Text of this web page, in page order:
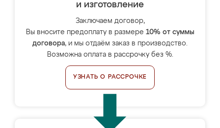
и изготовление
Заключаем договор,
Вы вносите предоплату в размере 10% от суммы
договора, и мы отдаём заказ в производство.
Возможна оплата в рассрочку без %.
УЗНАТЬ О РАССРОЧКЕ